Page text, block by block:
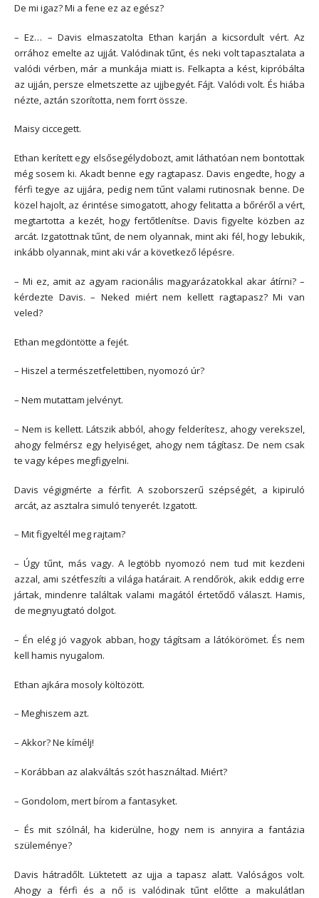
De mi igaz? Mi a fene ez az egész?
– Ez… – Davis elmaszatolta Ethan karján a kicsordult vért. Az
orrához emelte az ujját. Valódinak tűnt, és neki volt tapasztalata a
valódi vérben, már a munkája miatt is. Felkapta a kést, kipróbálta
az ujján, persze elmetszette az ujjbegyét. Fájt. Valódi volt. És hiába
nézte, aztán szorította, nem forrt össze.
Maisy ciccegett.
Ethan kerített egy elsősegélydobozt, amit láthatóan nem bontottak
még sosem ki. Akadt benne egy ragtapasz. Davis engedte, hogy a
férfi tegye az ujjára, pedig nem tűnt valami rutinosnak benne. De
közel hajolt, az érintése simogatott, ahogy felitatta a bőréről a vért,
megtartotta a kezét, hogy fertőtlenítse. Davis figyelte közben az
arcát. Izgatottnak tűnt, de nem olyannak, mint aki fél, hogy lebukik,
inkább olyannak, mint aki vár a következő lépésre.
– Mi ez, amit az agyam racionális magyarázatokkal akar átírni? –
kérdezte Davis. – Neked miért nem kellett ragtapasz? Mi van
veled?
Ethan megdöntötte a fejét.
– Hiszel a természetfelettiben, nyomozó úr?
– Nem mutattam jelvényt.
– Nem is kellett. Látszik abból, ahogy felderítesz, ahogy verekszel,
ahogy felmérsz egy helyiséget, ahogy nem tágítasz. De nem csak
te vagy képes megfigyelni.
Davis végigmérte a férfit. A szoborszerű szépségét, a kipiruló
arcát, az asztalra simuló tenyerét. Izgatott.
– Mit figyeltél meg rajtam?
– Úgy tűnt, más vagy. A legtöbb nyomozó nem tud mit kezdeni
azzal, ami szétfeszíti a világa határait. A rendőrök, akik eddig erre
jártak, mindenre találtak valami magától értetődő választ. Hamis,
de megnyugtató dolgot.
– Én elég jó vagyok abban, hogy tágítsam a látókörömet. És nem
kell hamis nyugalom.
Ethan ajkára mosoly költözött.
– Meghiszem azt.
– Akkor? Ne kímélj!
– Korábban az alakváltás szót használtad. Miért?
– Gondolom, mert bírom a fantasyket.
– És mit szólnál, ha kiderülne, hogy nem is annyira a fantázia
szüleménye?
Davis hátradőlt. Lüktetett az ujja a tapasz alatt. Valóságos volt.
Ahogy a férfi és a nő is valódinak tűnt előtte a makulátlan